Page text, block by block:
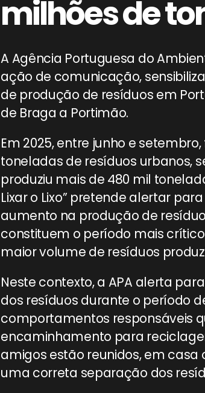
milhões de
A Agência Portuguesa do
ação de comunicação,
de produção de resíduos em
de Braga a Portimão.
Em 2025, entre junho e
toneladas de resíduos urbanos,
produziu mais de 480 mil
Lixar o Lixo” pretende alertar
aumento na produção de
constituem o período mais
maior volume de resíduos
Neste contexto, a APA alerta
dos resíduos durante o período
comportamentos responsáveis
encaminhamento para
amigos estão reunidos, em casa
uma correta separação dos